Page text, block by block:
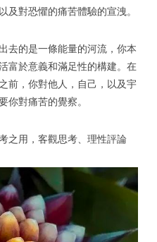
及對恐懼的痛苦體驗的宣洩。
去的是一條能量的河流，你本
富於意義和滿足性的構建。在
前，你對他人，自己，以及宇
你對痛苦的覺察。
之用，客觀思考、理性評論